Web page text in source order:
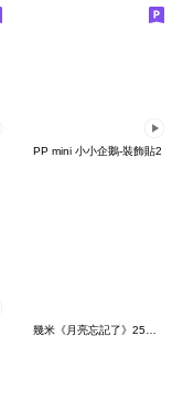
PP mini 小小企鵝-裝飾貼2
幾米《月亮忘記了》25周年 x 晴天P莉